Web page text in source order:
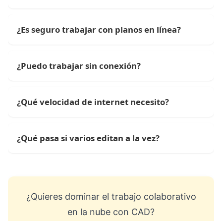
¿Es seguro trabajar con planos en línea?
¿Puedo trabajar sin conexión?
¿Qué velocidad de internet necesito?
¿Qué pasa si varios editan a la vez?
¿Quieres dominar el trabajo colaborativo
en la nube con CAD?